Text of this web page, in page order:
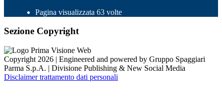
Pagina visualizzata 63 volte
Sezione Copyright
Copyright 2026 | Engineered and powered by Gruppo Spaggiari
Parma S.p.A. | Divisione Publishing & New Social Media
Disclaimer trattamento dati personali